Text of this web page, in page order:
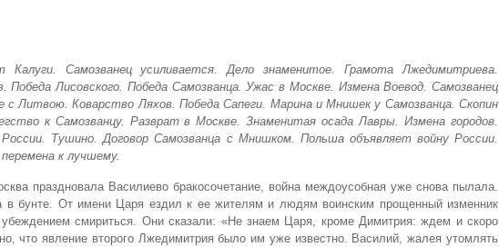
Калуги. Самозванец усиливается. Дело знаменитое. Грамота Лжедимитриева.
Победа Лисовского. Победа Самозванца. Ужас в Москве. Измена Воевод. Самозванец
с Литвою. Коварство Ляхов. Победа Сапеги. Марина и Мнишек у Самозванца. Скопин
к Самозванцу. Разврат в Москве. Знаменитая осада Лавры. Измена городов.
Тушино. Договор Самозванца с Мнишком. Польша объявляет войну России.
к лучшему.
праздновала Василиево бракосочетание, война междоусобная уже снова пылала.
в бунте. От имени Царя ездил к ее жителям и людям воинским прощенный изменник
смириться. Они сказали: «Не знаем Царя, кроме Димитрия: ждем и скоро
что явление второго Лжедимитрия было им уже известно. Василий, жалея утомлять